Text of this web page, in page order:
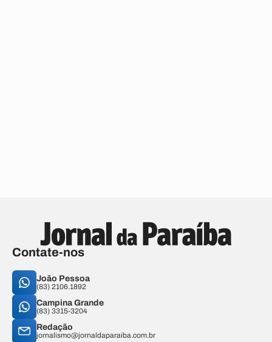
Contate-nos
João Pessoa
(83) 2106.1892
Campina Grande
(83) 3315-3204
Redação
jornalismo@jornaldaparaiba.com.br